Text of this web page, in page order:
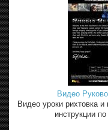
Видео
Видео уроки рихтовка
инструкции